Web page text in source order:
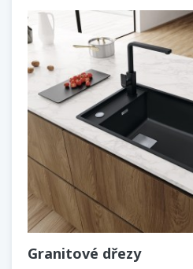
Granitové dřezy